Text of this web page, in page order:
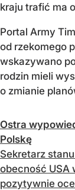
kraju trafić ma
Portal Army
od rzekomego
wskazywano
rodzin mieli
o zmianie
Ostra
Polskę
Sekretarz
obecność USA
pozytywnie